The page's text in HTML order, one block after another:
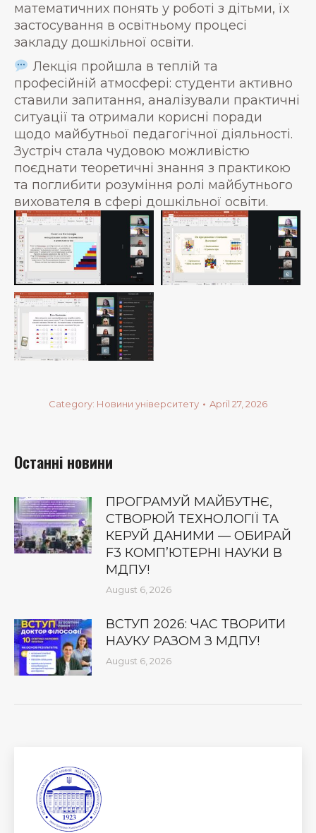
математичних понять у роботі з дітьми, їх
застосування в освітньому процесі
закладу дошкільної освіти.
Лекція пройшла в теплій та
професійній атмосфері: студенти активно
ставили запитання, аналізували практичні
ситуації та отримали корисні поради
щодо майбутньої педагогічної діяльності.
Зустріч стала чудовою можливістю
поєднати теоретичні знання з практикою
та поглибити розуміння ролі майбутнього
вихователя в сфері дошкільної освіти.
Category: Новини університету April 27, 2026
Останні новини
ПРОГРАМУЙ МАЙБУТНЄ,
СТВОРЮЙ ТЕХНОЛОГІЇ ТА
КЕРУЙ ДАНИМИ — ОБИРАЙ
F3 КОМП’ЮТЕРНІ НАУКИ В
МДПУ!
August 6, 2026
ВСТУП 2026: ЧАС ТВОРИТИ
НАУКУ РАЗОМ З МДПУ!
August 6, 2026